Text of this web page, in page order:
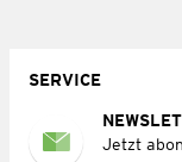
SERVICE
Jetzt